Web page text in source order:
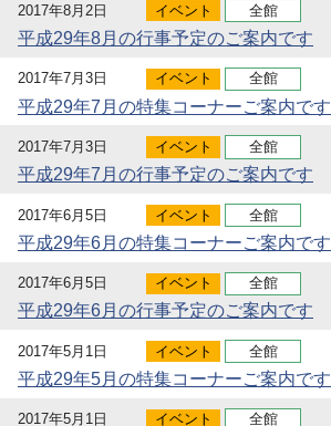
2017年8月2日 イベント 全館
平成29年8月の行事予定のご案内です
2017年7月3日 イベント 全館
平成29年7月の特集コーナーご案内です
2017年7月3日 イベント 全館
平成29年7月の行事予定のご案内です
2017年6月5日 イベント 全館
平成29年6月の特集コーナーご案内です
2017年6月5日 イベント 全館
平成29年6月の行事予定のご案内です
2017年5月1日 イベント 全館
平成29年5月の特集コーナーご案内です
2017年5月1日 イベント 全館